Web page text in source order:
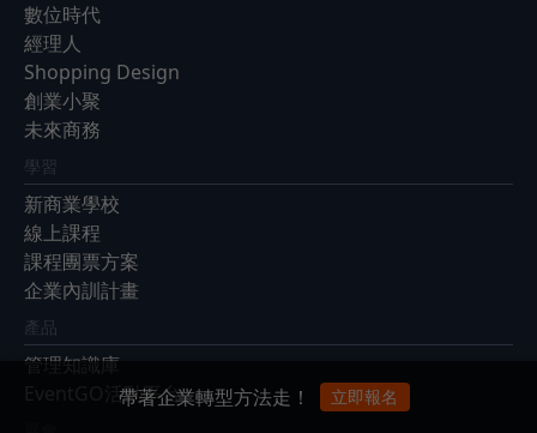
數位時代
經理人
Shopping Design
創業小聚
未來商務
學習
新商業學校
線上課程
課程團票方案
企業內訓計畫
產品
管理知識庫
EventGO活動平台帶著企業轉型方法走！ 立即報名